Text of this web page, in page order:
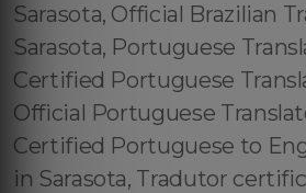
Sarasota, Official Brazilian
Sarasota, Portuguese
Certified Portuguese
Official Portuguese
Certified Portuguese to
in Sarasota, Tradutor